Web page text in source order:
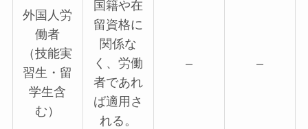
外国人労
働者
（技能実
習生・留
学生含
む）
国籍や在
留資格に
関係な
く、労働
者であれ
ば適用さ
れる。
– –